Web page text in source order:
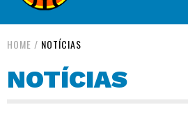
HOME / NOTÍCIAS
NOTÍCIAS